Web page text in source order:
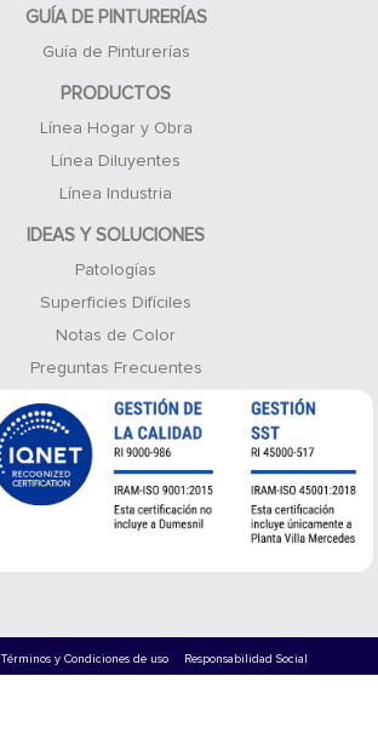
GUÍA DE PINTURERÍAS
Guía de Pinturerías
PRODUCTOS
Línea Hogar y Obra
Línea Diluyentes
Línea Industria
IDEAS Y SOLUCIONES
Patologías
Superficies Difíciles
Notas de Color
Preguntas Frecuentes
Términos y Condiciones de uso Responsabilidad Social